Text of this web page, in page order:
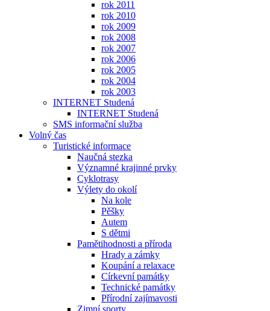
rok 2011
rok 2010
rok 2009
rok 2008
rok 2007
rok 2006
rok 2005
rok 2004
rok 2003
INTERNET Studená
INTERNET Studená
SMS informační služba
Volný čas
Turistické informace
Naučná stezka
Významné krajinné prvky
Cyklotrasy
Výlety do okolí
Na kole
Pěšky
Autem
S dětmi
Pamětihodnosti a příroda
Hrady a zámky
Koupání a relaxace
Církevní památky
Technické památky
Přírodní zajímavosti
Zimní sporty